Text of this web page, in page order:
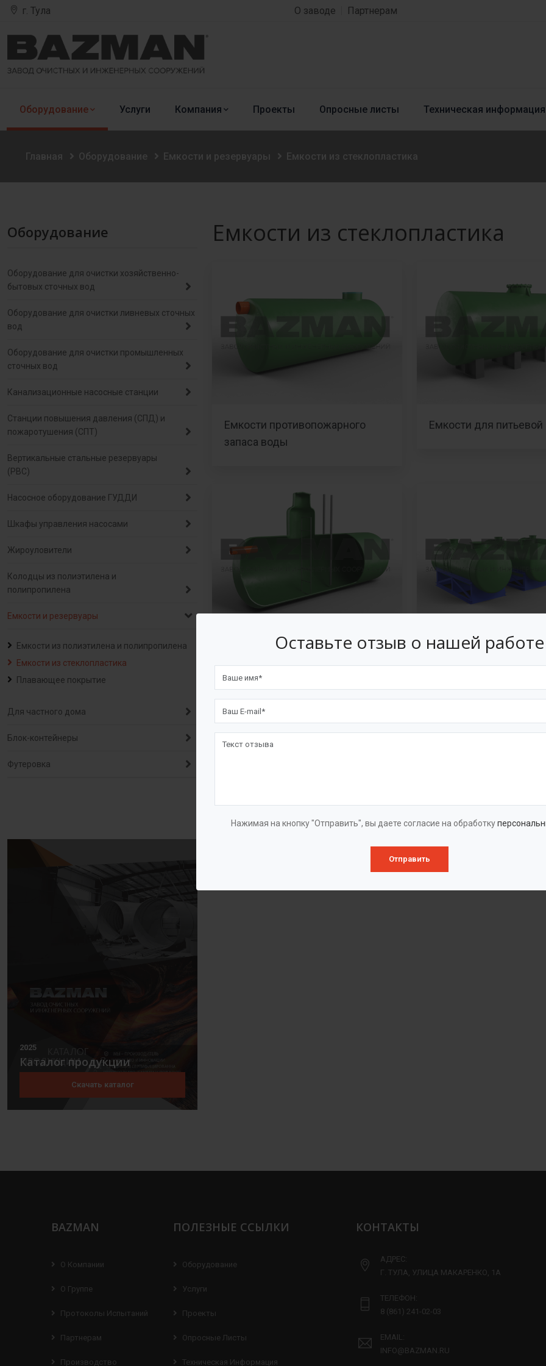
Оставьте отзыв о нашей работе
Нажимая на кнопку "Отправить", вы даете согласие на обработку
Отправить
г. Тула О заводе Партнерам
Оборудование Услуги Компания Проекты Опросные листы Техническая информация
Главная Оборудование Емкости и резервуары Емкости из стеклопластика
Оборудование
Оборудование для очистки хозяйственно-
бытовых сточных вод
Оборудование для очистки ливневых сточных
вод
Оборудование для очистки промышленных
сточных вод
Канализационные насосные станции
Станции повышения давления (СПД) и
пожаротушения (СПТ)
Вертикальные стальные резервуары
(РВС)
Насосное оборудование ГУДДИ
Шкафы управления насосами
Жироуловители
Колодцы из полиэтилена и
полипропилена
Емкости и резервуары
Емкости из полиэтилена и полипропилена
Емкости из стеклопластика
Плавающее покрытие
Для частного дома
Блок-контейнеры
Футеровка
2025
Каталог продукции
Скачать каталог
Емкости из стеклопластика
Емкости противопожарного
запаса воды
Емкости для
Емкости для топлива Химические емкости
BAZMAN
О Компании
О Группе
Протоколы Испытаний
Партнерам
Производство
ПОЛЕЗНЫЕ ССЫЛКИ
Оборудование
Услуги
Проекты
Опросные Листы
Техническая Информация
КОНТАКТЫ
АДРЕС:
Г. ТУЛА, УЛИЦА МАКАРЕНКО, 1А
ТЕЛЕФОН:
8 (861) 241-02-03
EMAIL:
INFO@BAZMAN.RU